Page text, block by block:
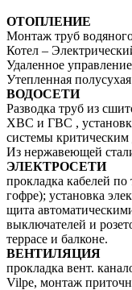
ОТОПЛЕНИЕ
Монтаж труб
Котел –
Удаленное
Утепленная
ВОДОСЕТИ
Разводка труб из
ХВС и ГВС ,
системы критическим
Из нержавеющей
ЭЛЕКТРОСЕТИ
прокладка кабелей
гофре); установка
щита
выключателей и
террасе и балконе.
ВЕНТИЛЯЦИЯ
прокладка вент.
Vilpe, монтаж